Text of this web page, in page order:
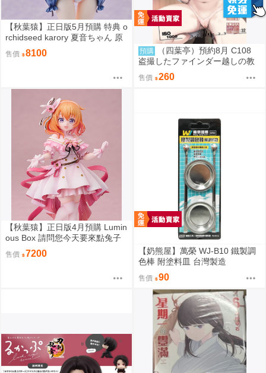
【秋葉猿】正日版5月預購 特典 o
rchidseed karory 夏音ちゃん 原
畫 1/6 PVC 完成品
售價 8100 預購
（四葉亭）預約8月 C108
盗撮したファインダー越しの教
え子 なまもななせ
售價 260
【秋葉猿】正日版4月預購 Lumin
ous Box 請問您今天要來點兔子
嗎？ 保登心愛 禮服 1/7 PVC 完
成品
售價 7200
【奶熊屋】萬榮 WJ-B10 鐵製調
色棒 附塗料皿 台灣製造
售價 90